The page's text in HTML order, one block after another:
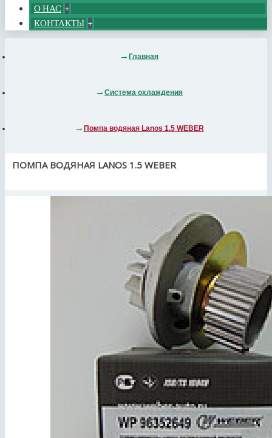
О НАС +
КОНТАКТЫ +
Главная
Система охлаждения
Помпа водяная Lanos 1.5 WEBER
ПОМПА ВОДЯНАЯ LANOS 1.5 WEBER